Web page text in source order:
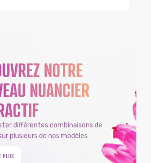
NOTRE
NUANCIER
différentes combinaisons de
plusieurs de nos modèles
PLUS